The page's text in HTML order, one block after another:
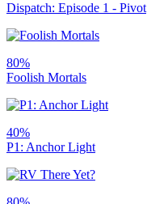
Dispatch: Episode 1 - Pivot
80%
Foolish Mortals
40%
P1: Anchor Light